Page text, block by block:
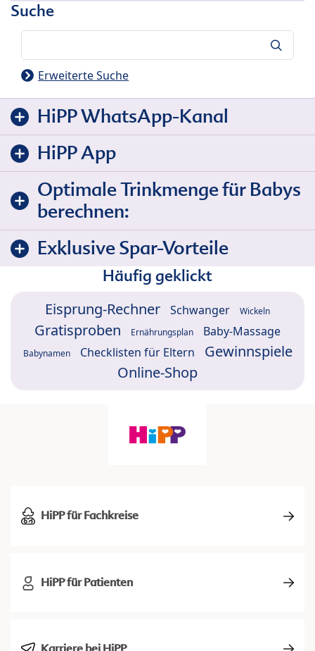
Suche
Erweiterte Suche
HiPP WhatsApp-Kanal
HiPP App
Optimale Trinkmenge für Babys
berechnen:
Exklusive Spar-Vorteile
Häufig geklickt
Eisprung-Rechner Schwanger Wickeln
Gratisproben Ernährungsplan Baby-Massage
Babynamen Checklisten für Eltern
Gewinnspiele
Online-Shop
HiPP für Fachkreise
HiPP für Patienten